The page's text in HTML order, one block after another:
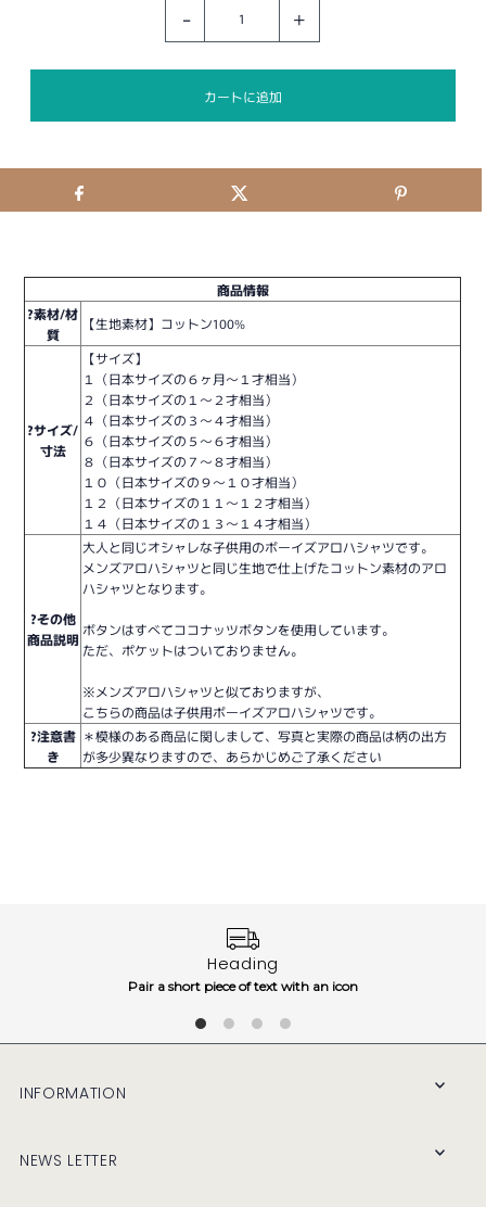
- +
商品情報
?素材/材
質
【生地素材】コットン100%
?サイズ/
寸法
【サイズ】
１（日本サイズの６ヶ月〜１才相当）
２（日本サイズの１〜２才相当）
４（日本サイズの３〜４才相当）
６（日本サイズの５〜６才相当）
８（日本サイズの７〜８才相当）
１０（日本サイズの９〜１０才相当）
１２（日本サイズの１１〜１２才相当）
１４（日本サイズの１３〜１４才相当）
?その他
商品説明
大人と同じオシャレな子供用のボーイズアロハシャツです。
メンズアロハシャツと同じ生地で仕上げたコットン素材のアロ
ハシャツとなります。
ボタンはすべてココナッツボタンを使用しています。
ただ、ポケットはついておりません。
※メンズアロハシャツと似ておりますが、
こちらの商品は子供用ボーイズアロハシャツです。
?注意書
き
＊模様のある商品に関しまして、写真と実際の商品は柄の出方
が多少異なりますので、あらかじめご了承ください
Heading
Pair a short piece of text with an icon
INFORMATION
NEWS LETTER